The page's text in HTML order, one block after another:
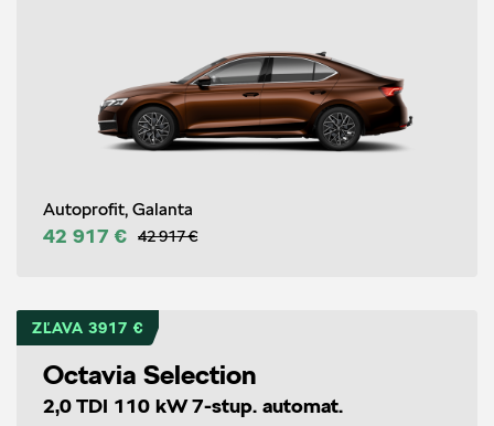
Autoprofit, Galanta
42 917 € 42 917 €
ZĽAVA 3917 €
Octavia Selection
2,0 TDI 110 kW 7-stup. automat.